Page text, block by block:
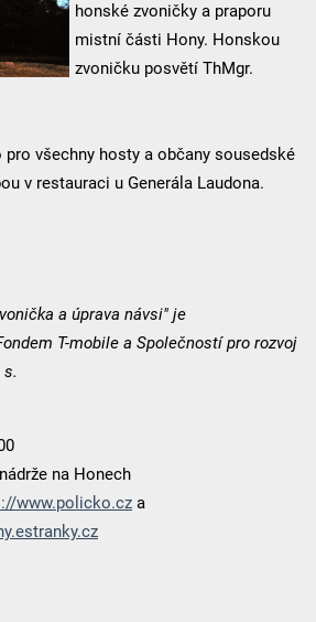
honské zvoničky a praporu
mistní části Hony. Honskou
zvoničku posvětí ThMgr.
pro všechny hosty a občany sousedské
v restauraci u Generála Laudona.
a úprava návsi" je
T-mobile a Společností pro rozvoj
s.
na Honech
www.policko.cza